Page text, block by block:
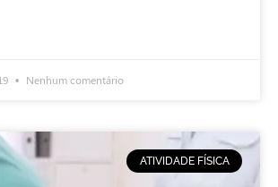
Nenhum comentário
ATIVIDADE FÍSICA